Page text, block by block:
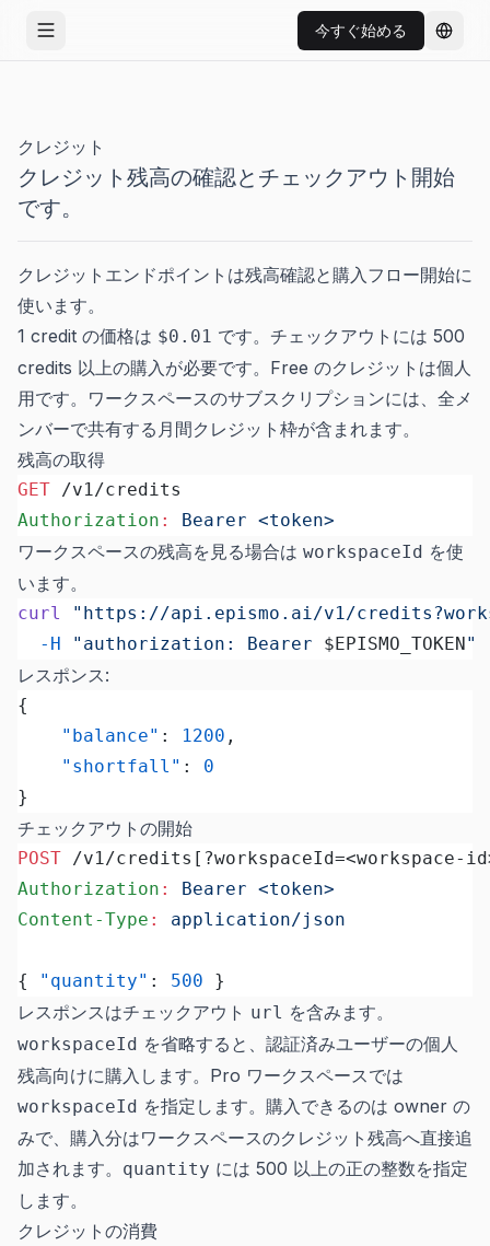
メニューを開く 今すぐ始める 言語
クレジット
クレジット残高の確認とチェックアウト開始
です。
クレジットエンドポイントは残高確認と購入フロー開始に
使います。
1 credit の価格は $0.01 です。チェックアウトには 500
credits 以上の購入が必要です。Free のクレジットは個人
用です。ワークスペースのサブスクリプションには、全メ
ンバーで共有する月間クレジット枠が含まれます。
残高の取得
GET /v1/credits
Authorization : Bearer <token>
ワークスペースの残高を見る場合は workspaceId を使
います。
curl
"https://api.epismo.ai/v1/
  -H
"authorization: Bearer $EPISMO_TOKEN"
レスポンス:
{
	"balance"
: 1200 ,
	"shortfall"
: 0
}
チェックアウトの開始
POST /v1/credits[?workspaceId=<workspace-
Authorization :
Bearer <token>
Content-Type : application/json
{ "quantity" : 500 }
レスポンスはチェックアウト url を含みます。
workspaceId を省略すると、認証済みユーザーの個人
残高向けに購入します。Pro ワークスペースでは
workspaceId を指定します。購入できるのは owner の
みで、購入分はワークスペースのクレジット残高へ直接追
加されます。 quantity には 500 以上の正の整数を指定
します。
クレジットの消費